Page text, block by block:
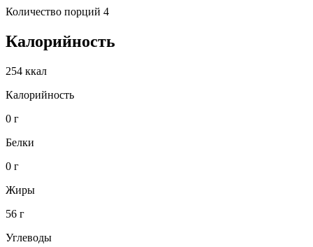
Количество порций 4
Калорийность
254 ккал
Калорийность
0 г
Белки
0 г
Жиры
56 г
Углеводы